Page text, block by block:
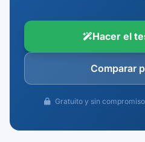
Hacer el
Comparar
Gratuito y sin